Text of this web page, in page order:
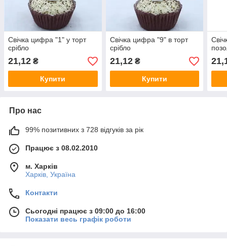
Свічка цифра "1" у торт
срібло
21,12 ₴
Купити
Свічка цифра "9" в торт
срібло
21,12₴
Купити
Про нас
99% позитивних з 728 відгуків за рік
Працює з 08.02.2010
м. Харків
Харків, Україна
Контакти
Сьогодні працює з 09:00 до 16:00
Показати весь графік роботи